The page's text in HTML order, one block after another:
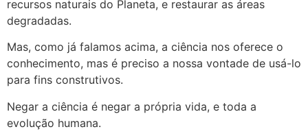
recursos naturais do Planeta, e restaurar as áreas
degradadas.
Mas, como já falamos acima, a ciência nos oferece o
conhecimento, mas é preciso a nossa vontade de usá-lo
para fins construtivos.
Negar a ciência é negar a própria vida, e toda a
evolução humana.